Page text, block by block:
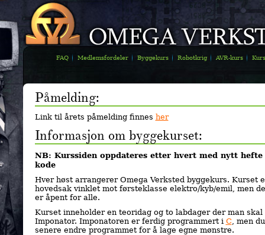
FAQ Medlemsfordeler Byggekurs Robotkrig AVR-kurs Kurs
Påmelding:
Link til årets påmelding finnes her
Informasjon om byggekurset:
NB: Kurssiden oppdateres etter hvert med nytt
kode
Hver høst arrangerer Omega Verksted byggekurs. Kurset
hovedsak vinklet mot førsteklasse elektro/kyb/emil, men
er åpent for alle.
Kurset inneholder en teoridag og to labdager der man skal
Imponator. Imponatoren er ferdig programmert i C, men
senere endre programmet for å lage egne mønstre.